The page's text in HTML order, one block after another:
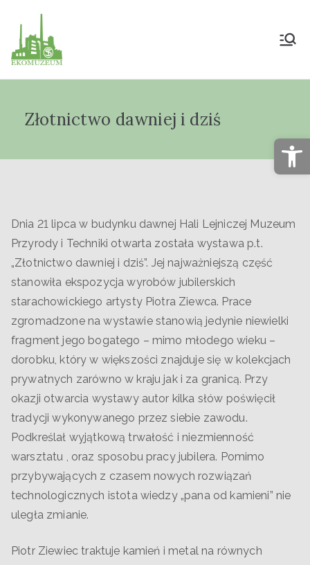
Muzeum Przyrody
"Ekomuzeum" im.
Jana Pazdura
Złotnictwo dawniej i dziś
Dnia 21 lipca w budynku dawnej Hali Lejniczej Muzeum
Przyrody i Techniki otwarta została wystawa p.t.
„Złotnictwo dawniej i dziś”. Jej najważniejszą część
stanowiła ekspozycja wyrobów jubilerskich
starachowickiego artysty Piotra Ziewca. Prace
zgromadzone na wystawie stanowią jedynie niewielki
fragment jego bogatego – mimo młodego wieku –
dorobku, który w większości znajduje się w kolekcjach
prywatnych zarówno w kraju jak i za granicą. Przy
okazji otwarcia wystawy autor kilka słów poświęcił
tradycji wykonywanego przez siebie zawodu.
Podkreślał wyjątkową trwałość i niezmienność
warsztatu , oraz sposobu pracy jubilera. Pomimo
przybywających z czasem nowych rozwiązań
technologicznych istota wiedzy „pana od kamieni” nie
uległa zmianie.
Piotr Ziewiec traktuje kamień i metal na równych